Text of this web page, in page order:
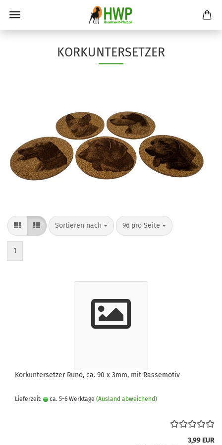
KORKUNTERSETZER
Sortieren nach
Sortieren nach 96 pro Seite
pro Seite
1
Korkuntersetzer Rund, ca. 90 x 3mm, mit Rassemotiv
Lieferzeit: ca. 5-6 Werktage (Ausland abweichend)
3,99 EUR